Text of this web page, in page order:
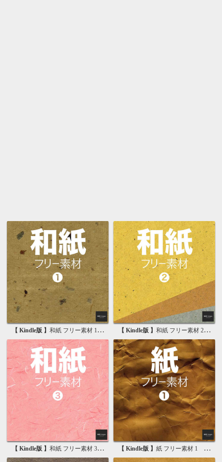
【 Kindle版 】 和紙 フリー素材 1 無料で使える写真素材集 【 Kindle版 】 和紙 フリー素材 2 無料で使える画像素材集
【 Kindle版 】 和紙 フリー素材 3 無料で使える背景素材集 【 Kindle版 】 紙 フリー素材 1 無料で使える写真素材集